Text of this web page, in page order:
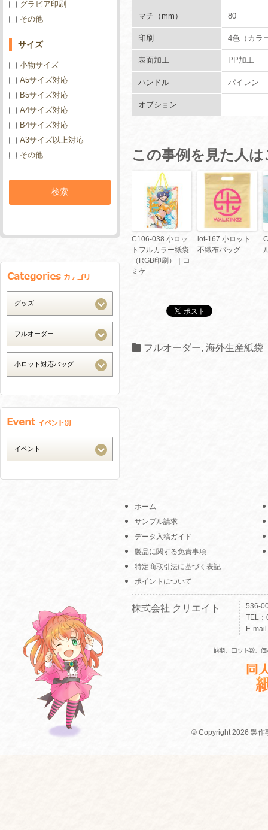
マチ（mm） 80
印刷 4色（カラ
表面加工 PP加工
ハンドル パイレン
オプション –
この事例を見た人
C106-038 小ロッ
トフルカラー紙袋
（RGB印刷）｜コ
ミケ
lot-167 小ロット
不織布バッグ
フルオーダー, 海外生産紙袋
グラビア印刷
その他
サイズ
小物サイズ
A5サイズ対応
B5サイズ対応
A4サイズ対応
B4サイズ対応
A3サイズ以上対応
その他
ホーム
サンプル請求
データ入稿ガイド
製品に関する免責事項
特定商取引法に基づく表記
ポイントについて
株式会社 クリエイト
536-
TEL
E-
© Copyright 2026 製作